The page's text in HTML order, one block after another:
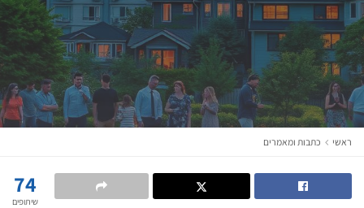
ראשי כתבות ומאמרים
74
שיתופים